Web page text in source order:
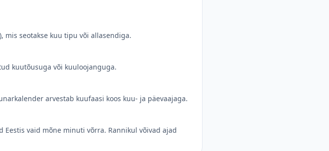
seotakse kuu tipu või allasendiga.
kuutõusuga või kuuloojanguga.
arvestab kuufaasi koos kuu- ja päevaajaga.
vaid mõne minuti võrra. Rannikul võivad ajad